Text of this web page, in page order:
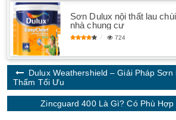
Sơn Dulux nội thất lau
nhà chung cư
724
Dulux Weathershield – Giải Pháp Sơn
Thấm Tối Ưu
Zincguard 400 Là Gì? Có Phù Hợp